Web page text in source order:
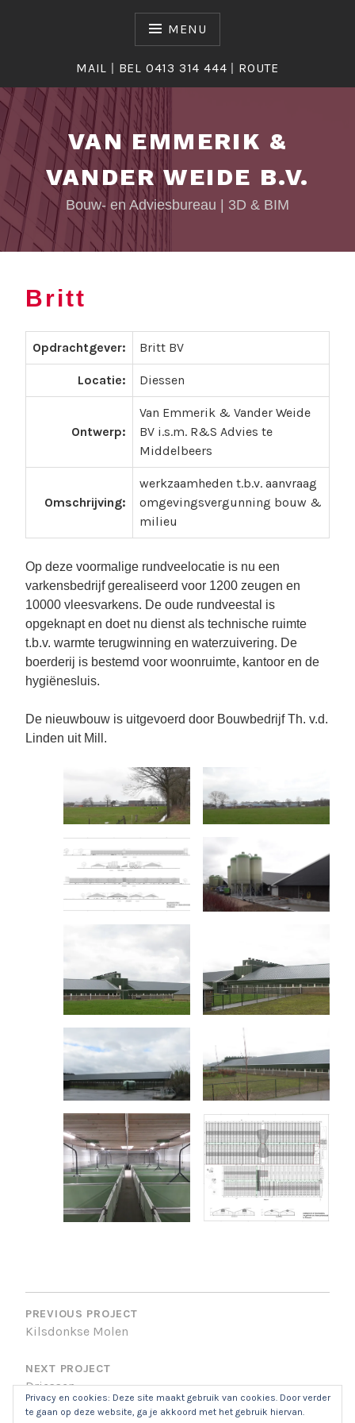
MENU
MAIL | BEL 0413 314 444 | ROUTE
VAN EMMERIK &
VANDER WEIDE B.V.
Bouw- en Adviesbureau | 3D & BIM
Britt
T
p
S
H
Opdrachtgever: Britt BV
Locatie: Diessen
Ontwerp:
Van Emmerik & Vander Weide
BV i.s.m. R&S Advies te
Middelbeers
Omschrijving:
werkzaamheden t.b.v. aanvraag
omgevingsvergunning bouw &
milieu
Op deze voormalige rundveelocatie is nu een
varkensbedrijf gerealiseerd voor 1200 zeugen en
10000 vleesvarkens. De oude rundveestal is
opgeknapt en doet nu dienst als technische ruimte
t.b.v. warmte terugwinning en waterzuivering. De
boerderij is bestemd voor woonruimte, kantoor en de
hygiënesluis.
De nieuwbouw is uitgevoerd door Bouwbedrijf Th. v.d.
Linden uit Mill.
BERICHTNAVIGATIE
PREVIOUS PROJECT
Kilsdonkse Molen
NEXT PROJECT
Driessen
Privacy en cookies: Deze site maakt gebruik van cookies. Door verder
te gaan op deze website, ga je akkoord met het gebruik hiervan.